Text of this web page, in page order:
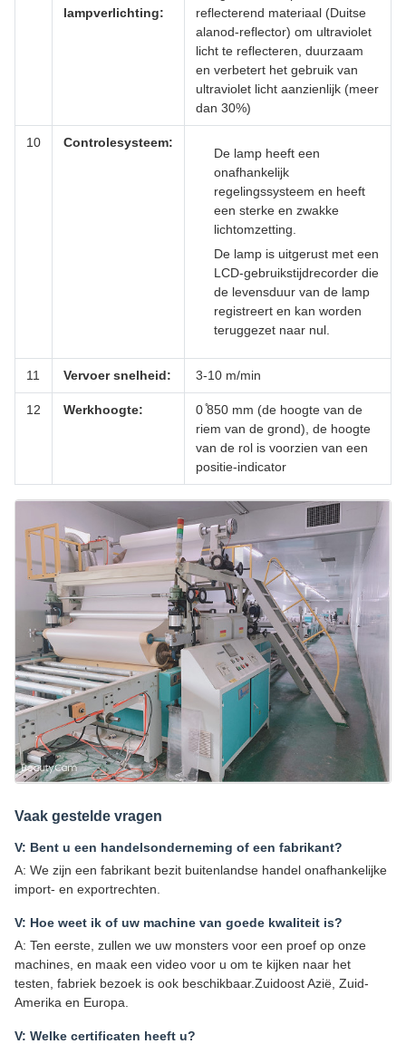
lampverlichting:
reflecterend materiaal (Duitse
alanod-reflector) om ultraviolet
licht te reflecteren, duurzaam
en verbetert het gebruik van
ultraviolet licht aanzienlijk (meer
dan 30%)
10 Controlesysteem:
De lamp heeft een
onafhankelijk
regelingssysteem en heeft
een sterke en zwakke
lichtomzetting.
De lamp is uitgerust met een
LCD-gebruikstijdrecorder die
de levensduur van de lamp
registreert en kan worden
teruggezet naar nul.
11 Vervoer snelheid: 3-10 m/min
12 Werkhoogte:
0 ̊850 mm (de hoogte van de
riem van de grond), de hoogte
van de rol is voorzien van een
positie-indicator
Vaak gestelde vragen
V: Bent u een handelsonderneming of een fabrikant?
A: We zijn een fabrikant bezit buitenlandse handel onafhankelijke
import- en exportrechten.
V: Hoe weet ik of uw machine van goede kwaliteit is?
A: Ten eerste, zullen we uw monsters voor een proef op onze
machines, en maak een video voor u om te kijken naar het
testen, fabriek bezoek is ook beschikbaar.Zuidoost Azië, Zuid-
Amerika en Europa.
V: Welke certificaten heeft u?